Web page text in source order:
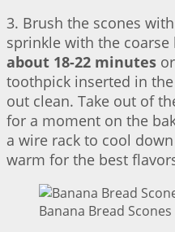
3. Brush the scones
sprinkle with the coarse
about 18-22 minutes
toothpick inserted in
out clean. Take out of
for a moment on the
a wire rack to cool
warm for the best
Banana Bread